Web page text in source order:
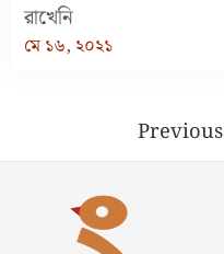
রাখেনি
মে ১৬, ২০২১
Previous